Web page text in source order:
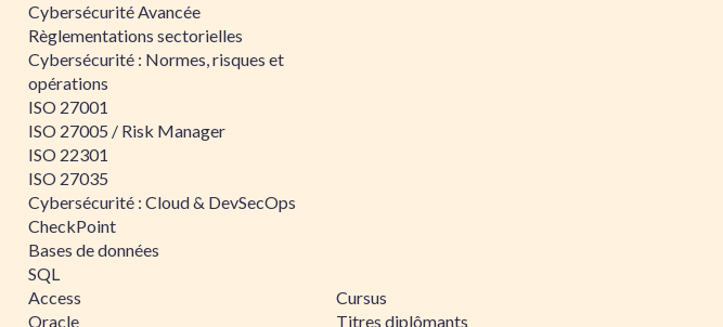
Cybersécurité Avancée
Règlementations sectorielles
Cybersécurité : Normes, risques et
opérations
ISO 27001
ISO 27005 / Risk Manager
ISO 22301
ISO 27035
Cybersécurité : Cloud & DevSecOps
CheckPoint
Bases de données
SQL
Access
Oracle
Cursus
Titres diplômants